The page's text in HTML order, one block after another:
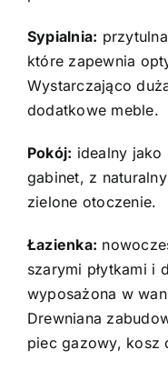
Sypialnia:
które zapewnia
Wystarczająco
dodatkowe meble.
Pokój: idealny
gabinet, z
zielone otoczenie.
Łazienka:
szarymi płytkami i
wyposażona w
Drewniana
piec gazowy, kosz